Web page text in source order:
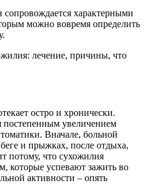
характерными
можно вовремя определить
остро и хронически.
постепенным увеличением
Вначале, больной
и прыжках, после отдыха,
потому, что сухожилия
которые успевают зажить во
активности – опять